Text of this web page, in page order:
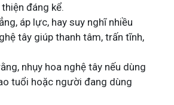
đáng kể.
áp lực, hay suy nghĩ nhiều
tây giúp thanh tâm, trấn tĩnh,
nhụy hoa nghệ tây nếu dùng
tuổi hoặc người đang dùng